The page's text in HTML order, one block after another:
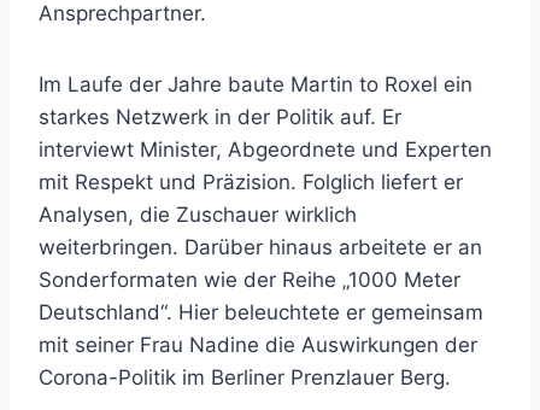
Ansprechpartner.
Im Laufe der Jahre baute Martin to Roxel ein
starkes Netzwerk in der Politik auf. Er
interviewt Minister, Abgeordnete und Experten
mit Respekt und Präzision. Folglich liefert er
Analysen, die Zuschauer wirklich
weiterbringen. Darüber hinaus arbeitete er an
Sonderformaten wie der Reihe „1000 Meter
Deutschland“. Hier beleuchtete er gemeinsam
mit seiner Frau Nadine die Auswirkungen der
Corona-Politik im Berliner Prenzlauer Berg.